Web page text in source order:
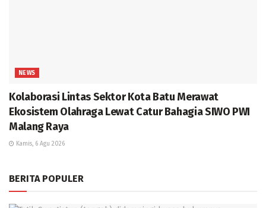
NEWS
Kolaborasi Lintas Sektor Kota Batu Merawat
Ekosistem Olahraga Lewat Catur Bahagia SIWO PWI
Malang Raya
Kamis, 6 Agu 2026
BERITA POPULER